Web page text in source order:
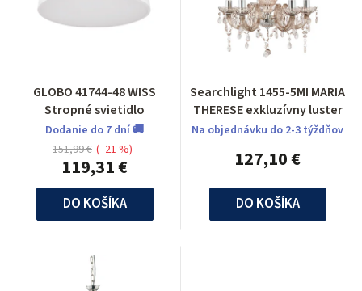
GLOBO 41744-48 WISS
Stropné svietidlo
Dodanie do 7 dní 🚚
119,31 €
151,99 € (–21 %)
DO KOŠÍKA
Searchlight 1455-5MI MARIA
THERESE exkluzívny luster
Na objednávku do 2-3 týždňov
127,10 €
DO KOŠÍKA